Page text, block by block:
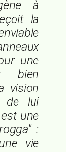
à
la
une
bien
vision
de lui
une
:
vie